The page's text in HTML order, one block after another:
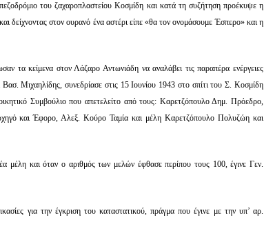
του ζαχαροπλαστείου Κοσμίδη και κατά τη συζήτηση προέκυψε η
στον ουρανό ένα αστέρι είπε «θα τον ονομάσουμε Έσπερο» και η
τα κείμενα στον Λάζαρο Αντωνιάδη να αναλάβει τις παραπέρα ενέργειες
Μιχαηλίδης, συνεδρίασε στις 15 Ιουνίου 1943 στο σπίτι του Σ. Κοσμίδη
Συμβούλιο που απετελείτο από τους: Καρετζόπουλο Δημ. Πρόεδρο,
και Έφορο, Αλεξ. Κούρο Ταμία και μέλη Καρετζόπουλο Πολυζώη και
και όταν ο αριθμός των μελών έφθασε περίπου τους 100, έγινε Γεν.
για την έγκριση του καταστατικού, πράγμα που έγινε με την υπ’ αρ.